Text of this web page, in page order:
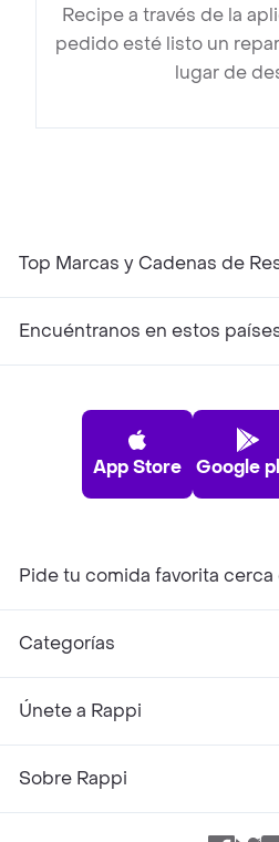
Recipe a través de la
pedido esté listo un
lugar de
Top Marcas y Cadenas de
Encuéntranos en estos
App Store Google
Pide tu comida favorita cerca
Categorías
Únete a Rappi
Sobre Rappi